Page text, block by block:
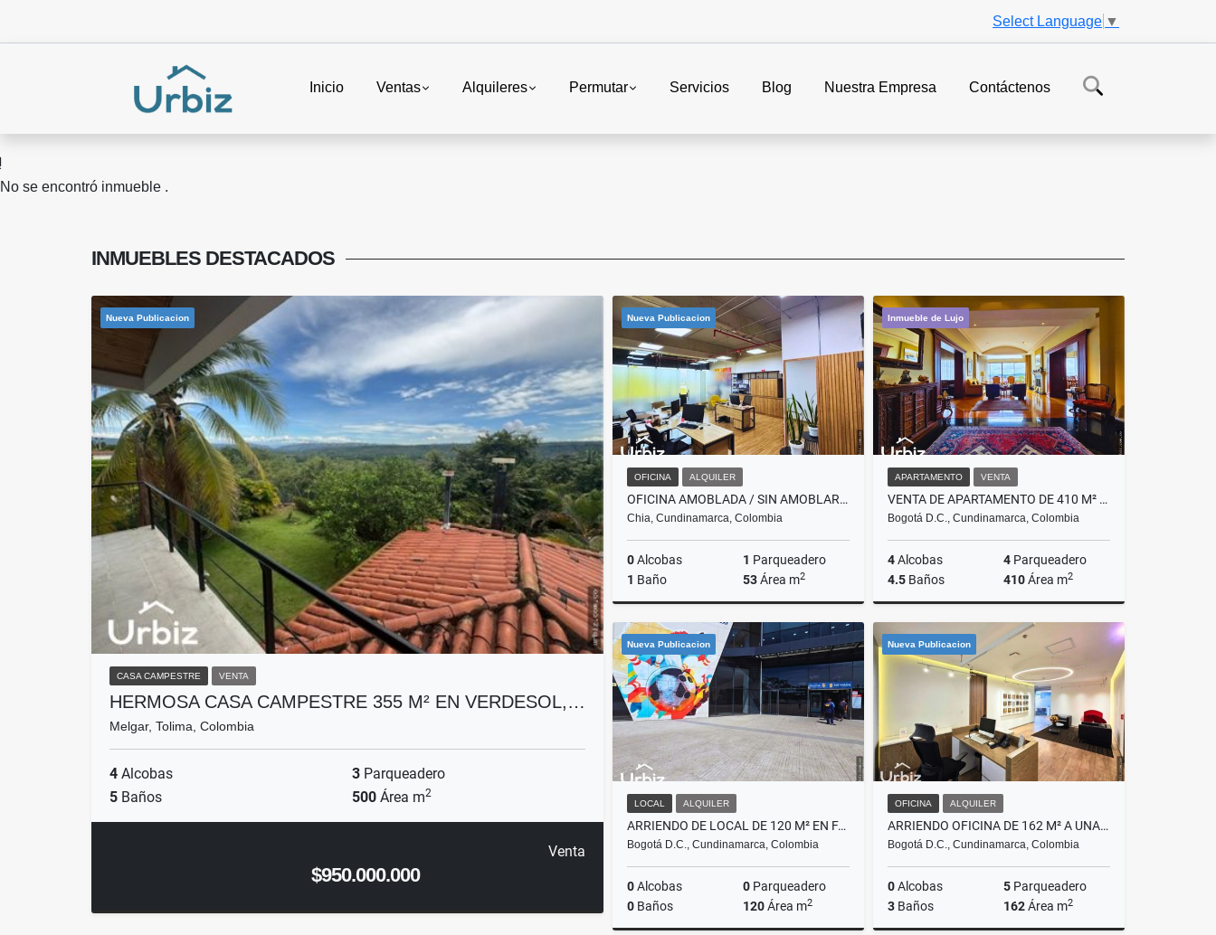
Select Language ▼
Inicio Ventas Alquileres Permutar Servicios Blog Nuestra Empresa Contáctenos
No se encontró inmueble .
INMUEBLES DESTACADOS
Nueva Publicacion
CASA CAMPESTRE VENTA
HERMOSA CASA CAMPESTRE 355 M² EN VERDESOL,…
Melgar, Tolima, Colombia
4 Alcobas 3 Parqueadero
5 Baños 500 Área m2
Venta
$950.000.000
Nueva Publicacion
OFICINA ALQUILER
OFICINA AMOBLADA / SIN AMOBLAR ARRIENDO DE 53 M² EDIFICIO BELENUS CHIA
Chia, Cundinamarca, Colombia
0Alcobas 1 Parqueadero
1 Baño 53Área m2
Alquiler
$3.445.000
Inmueble de Lujo
APARTAMENTO VENTA
VENTA DE APARTAMENTO DE 410 M² CON 65 M² DE TERRAZAS EN BOSQUE MEDINA
Bogotá D.C., Cundinamarca, Colombia
4Alcobas 4 Parqueadero
4.5 Baños 410Área m2
$3.485.000.000
Alquiler
$23.900.000
Nueva Publicacion
LOCAL ALQUILER
ARRIENDO DE LOCAL DE 120 M² EN FACHADA DE NUESTRO BOGOTÁ
Bogotá D.C., Cundinamarca, Colombia
0Alcobas 0 Parqueadero
0 Baños 120Área m2
Nueva Publicacion
OFICINA ALQUILER
ARRIENDO OFICINA DE 162 M² A UNA CUADRA DE CC ANDINO
Bogotá D.C., Cundinamarca, Colombia
0Alcobas 5 Parqueadero
3 Baños 162Área m2